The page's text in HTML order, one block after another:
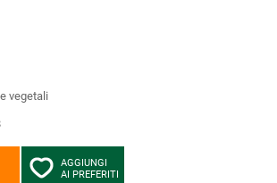
vegetali
AGGIUNGI
AI PREFERITI